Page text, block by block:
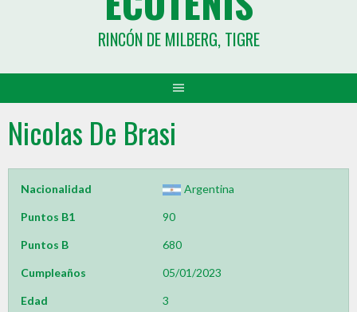
RINCÓN DE MILBERG, TIGRE
Nicolas De Brasi
Nacionalidad Argentina
Puntos B1 90
Puntos B 680
Cumpleaños 05/01/2023
Edad 3